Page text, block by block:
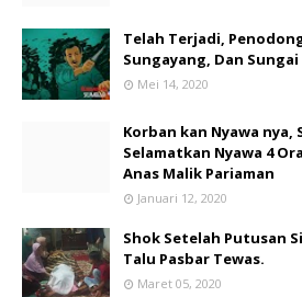
Telah Terjadi,
Sungayang, Dan
Mei 14, 2020
Korban kan Nyawa nya,
Selamatkan Nyawa 4
Anas Malik Pariaman
Januari 12, 2020
Shok Setelah Putusan
Talu Pasbar Tewas.
Maret 05, 2020